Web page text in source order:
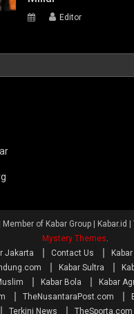
Editor
Member of Kabar Group | Kabar.id |
Mystery Themes.
Jakarta
Contact Us
Kabar Sultra
Kabar Bola Kabar
TheNusantaraPost.com
Terkini News TheSporta.com